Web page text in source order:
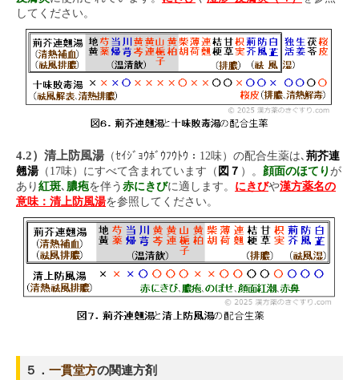
してください。
4.2）清上防風湯 （ｾｲｼﾞｮｳﾎﾞｳﾌｳﾄｳ：12味）の配合生薬は､ 荊芥連
翹湯（17味）にすべて含まれています（ 図７ ）。 顔面のほてり が
あり 紅斑､ 膿疱を伴う 赤にきびに適します。 にきびや漢方薬名の
意味：清上防風湯を参照してください。
５． 一貫堂方の関連方剤